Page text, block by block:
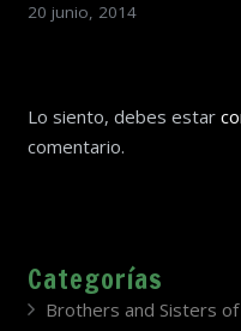
20 junio, 2014
Lo siento, debes estar
comentario.
Categorías
Brothers and Sisters